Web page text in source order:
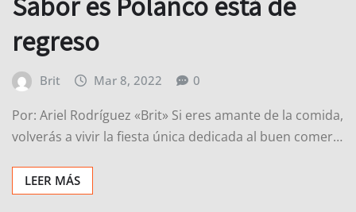
regreso
Brit Mar 8, 2022 0
Por: Ariel Rodríguez «Brit» Si eres amante de la comida,
volverás a vivir la fiesta única dedicada al buen comer…
LEER MÁS